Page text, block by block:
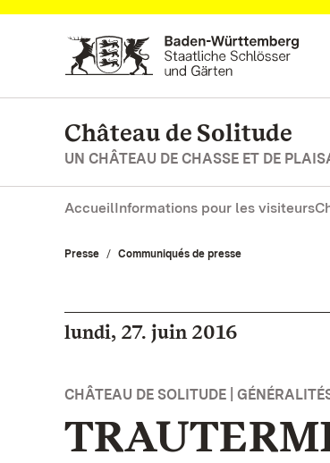
Vers la page d’accueil
Château de Solitude
UN CHÂTEAU DE CHASSE ET DE
AccueilInformations pour les visiteurs
Presse Communiqués de presse
lundi, 27. juin 2016
CHÂTEAU DE SOLITUDE |